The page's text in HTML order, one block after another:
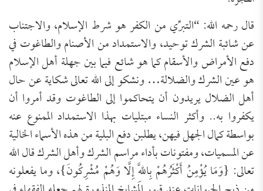
قال رحمه الله: “التبرِّي من الكفر هو شرط الإسلام، والاجتناب
عن شائبة الشرك توحيد، والاستمداد من الأصنام والطاغوت في
دفع الأمراض والأسقام كما هو شائع فيما بين جهلة أهل الإسلام
هو عين الشرك والضلالة… ونشكو إلى الله تعالى شكاية عن حال
أهل الضلال يريدون أن يتحاكموا إلى الطاغوت وقد أمروا أن
يكفروا به.. وأكثر النساء مبتليات بهذا الاستمداد الممنوع عنه
بواسطة كمال الجهل فيهن، يطلبن دفع البلية من هذه الأسماء الخالية
عن المسميات، ومفتونات بأداء مراسم الشرك وأهل الشرك قال الله
تعالى: {وَمَا يُؤْمِنُ أَكْثَرُهُمْ بِاللَّهِ إِلَّا وَهُمْ مُشْرِكُونَ}، وما يفعلونه